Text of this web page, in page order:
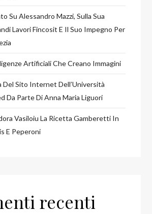
Su Alessandro Mazzi, Sulla Sua
Lavori Fincosit E Il Suo Impegno Per
Artificiali Che Creano Immagini
Del Sito Internet Dell’Università
Da Parte Di Anna Maria Liguori
Vasiloiu La Ricetta Gamberetti In
E Peperoni
recenti